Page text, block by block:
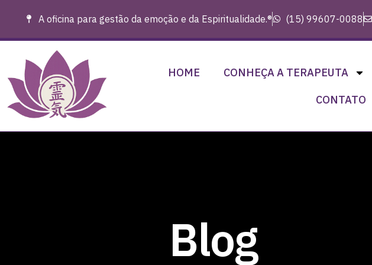
A oficina para gestão da emoção e da Espiritualidade.® (15) 99607-0088
HOME CONHEÇA A TERAPEUTA
CONTATO
Blog